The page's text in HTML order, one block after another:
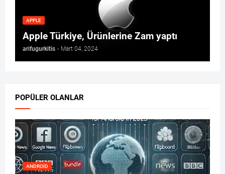
APPLE
Apple Türkiye, Ürünlerine Zam yaptı
arifugurkitis - Mart 04, 2024
POPÜLER OLANLAR
ANDROID